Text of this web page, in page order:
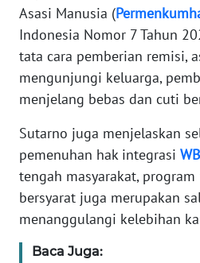
Asasi Manusia (
Indonesia Nomor 7 Tahun
tata cara pemberian remisi,
mengunjungi keluarga,
menjelang bebas dan cuti
Sutarno juga menjelaskan
pemenuhan hak integrasi
tengah masyarakat, program
bersyarat juga merupakan
menanggulangi kelebihan
Baca Juga:
WN
PAPUA
BARAT
WN
RIAU
WN
SERAMBI
JAMBI